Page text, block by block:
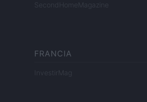
SecondHomeMagazine
FRANCIA
InvestirMag